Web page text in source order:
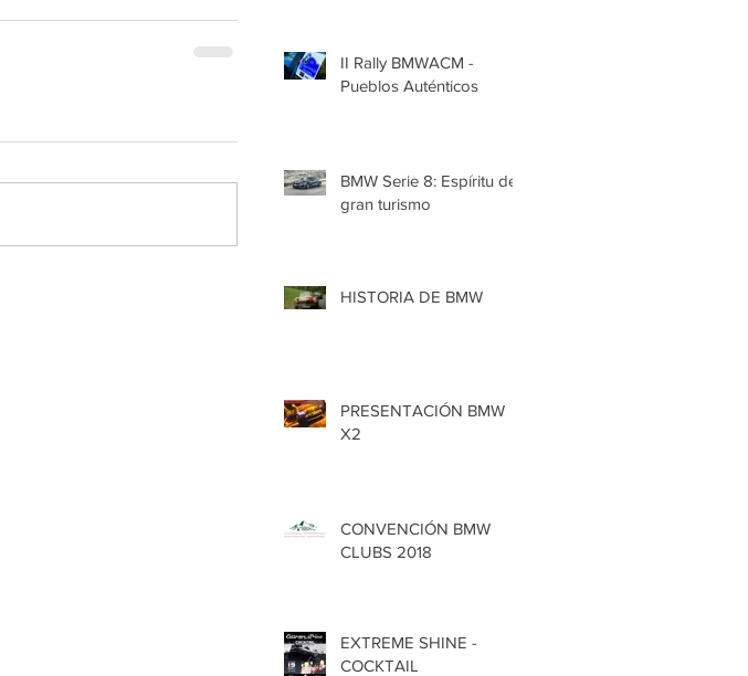
II Rally BMWACM -
Pueblos Auténticos
BMW Serie 8: Espíritu de
gran turismo
HISTORIA DE BMW
PRESENTACIÓN BMW
X2
CONVENCIÓN BMW
CLUBS 2018
EXTREME SHINE -
COCKTAIL